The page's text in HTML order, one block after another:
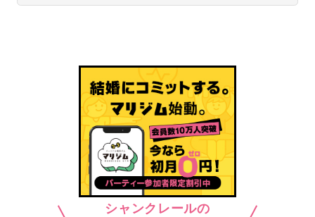
シャンクレールの